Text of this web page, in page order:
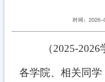
时间：
（2025-2026
各学院、相关同学